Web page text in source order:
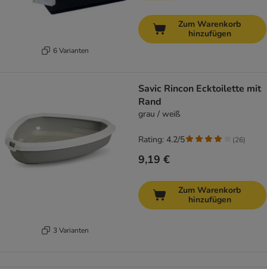
6 Varianten
Zum Warenkorb
hinzufügen
3 Varianten
Savic Rincon Ecktoilette mit
Rand
grau / weiß
9,19 €
Rating: 4.2/5 (26)
Zum Warenkorb
hinzufügen